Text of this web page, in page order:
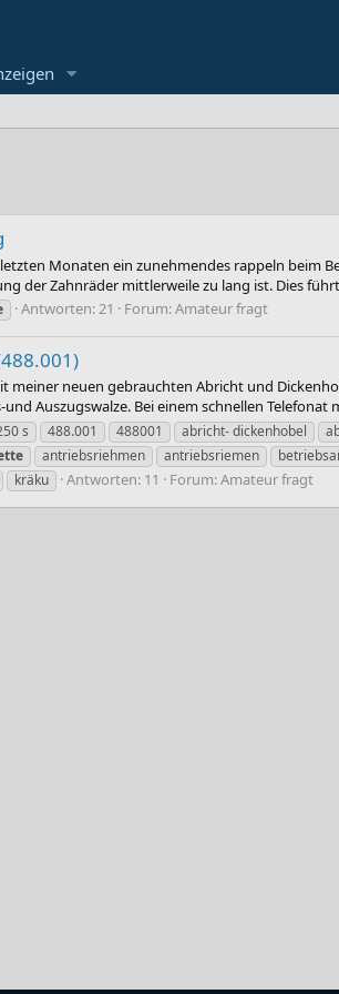
Monaten ein zunehmendes rappeln beim
der Zahnräder mittlerweile zu lang ist. Dies
Antworten: 21 Forum:Amateur fragt
meiner neuen gebrauchten Abricht und
Auszugswalze. Bei einem schnellen Telefonat
s 488.001 488001 abricht- dickenhobel
antriebsriehmen antriebsriemen
kräku Antworten: 11 Forum:Amateur fragt